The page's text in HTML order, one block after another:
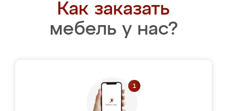
Как заказать
мебель у нас?